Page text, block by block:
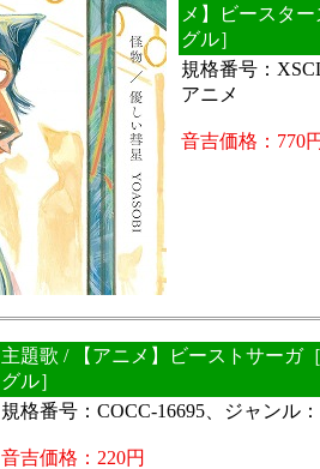
メ】ビースタ
グル］
規格番号：
アニメ
音吉価格：770
主題歌 / 【アニメ】ビーストサーガ
グル］
規格番号：COCC-16695、ジャンル
音吉価格：220円